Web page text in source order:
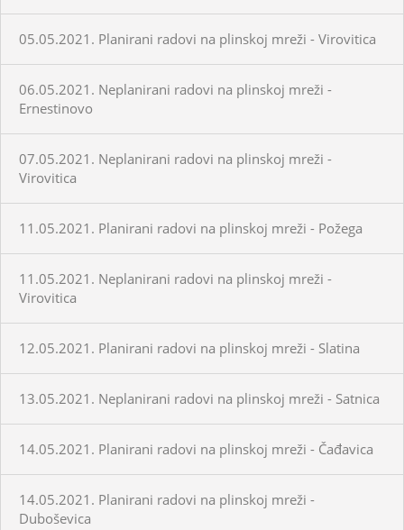
05.05.2021. Planirani radovi na plinskoj mreži - Virovitica
06.05.2021. Neplanirani radovi na plinskoj mreži -
Ernestinovo
07.05.2021. Neplanirani radovi na plinskoj mreži -
Virovitica
11.05.2021. Planirani radovi na plinskoj mreži - Požega
11.05.2021. Neplanirani radovi na plinskoj mreži -
Virovitica
12.05.2021. Planirani radovi na plinskoj mreži - Slatina
13.05.2021. Neplanirani radovi na plinskoj mreži - Satnica
14.05.2021. Planirani radovi na plinskoj mreži - Čađavica
14.05.2021. Planirani radovi na plinskoj mreži -
Duboševica